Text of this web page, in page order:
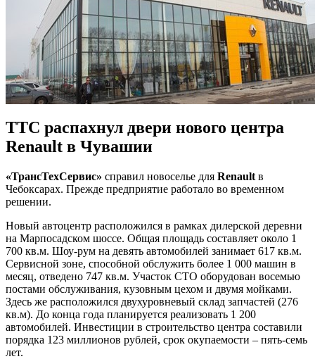
ТТС распахнул двери нового центра
Renault в Чувашии
«ТрансТехСервис» справил новоселье для Renault в
Чебоксарах. Прежде предприятие работало во временном
решении.
Новый автоцентр расположился в рамках дилерской деревни
на Марпосадском шоссе. Общая площадь составляет около 1
700 кв.м. Шоу-рум на девять автомобилей занимает 617 кв.м.
Сервисной зоне, способной обслужить более 1 000 машин в
месяц, отведено 747 кв.м. Участок СТО оборудован восемью
постами обслуживания, кузовным цехом и двумя мойками.
Здесь же расположился двухуровневый склад запчастей (276
кв.м). До конца года планируется реализовать 1 200
автомобилей. Инвестиции в строительство центра составили
порядка 123 миллионов рублей, срок окупаемости – пять-семь
лет.